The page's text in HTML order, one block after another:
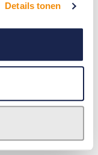
Details tonen